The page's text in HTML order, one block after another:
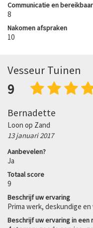
Communicatie en
8
Nakomen afspraken
10
Vesseur Tuinen
9
Bernadette
Loon op Zand
13 januari 2017
Aanbevelen?
Ja
Totaal score
9
Beschrijf uw ervaring
Prima werk, deskundige
Beschrijf uw ervaring in een